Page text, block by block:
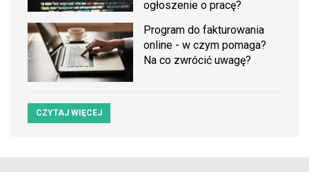
ogłoszenie o pracę?
Program do fakturowania
online - w czym pomaga?
Na co zwrócić uwagę?
CZYTAJ WIĘCEJ